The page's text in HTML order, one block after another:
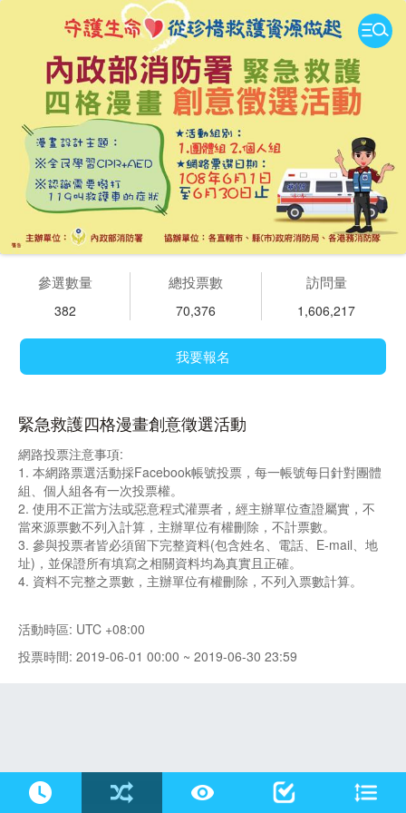
參選數量
382
總投票數
70,376
訪問量
1,606,217
我要報名
緊急救護四格漫畫創意徵選活動
網路投票注意事項:
1. 本網路票選活動採Facebook帳號投票，每一帳號每日針對團體
組、個人組各有一次投票權。
2. 使用不正當方法或惡意程式灌票者，經主辦單位查證屬實，不
當來源票數不列入計算，主辦單位有權刪除，不計票數。
3. 參與投票者皆必須留下完整資料(包含姓名、電話、E-mail、地
址)，並保證所有填寫之相關資料均為真實且正確。
4. 資料不完整之票數，主辦單位有權刪除，不列入票數計算。
活動時區: UTC +08:00
投票時間: 2019-06-01 00:00 ~ 2019-06-30 23:59